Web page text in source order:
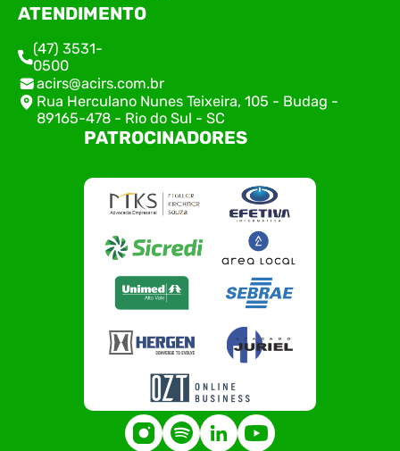
ATENDIMENTO
(47) 3531-
0500
acirs@acirs.com.br
Rua Herculano Nunes Teixeira, 105 - Budag -
89165-478 - Rio do Sul - SC
PATROCINADORES